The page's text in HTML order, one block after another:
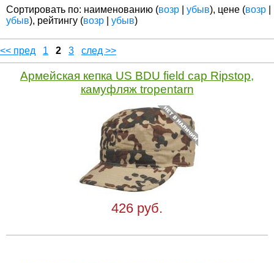
Сортировать по: наименованию (возр убыв), цене (возр
убыв), рейтингу (возр убыв)
<< пред 1 2 3 след >>
Армейская кепка US BDU field cap Ripstop,
камуфляж tropentarn
426 руб.